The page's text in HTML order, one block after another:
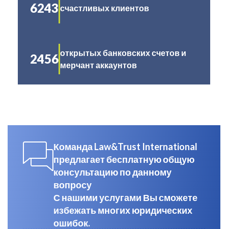
6243 счастливых клиентов
2456открытых банковских счетов и
мерчант аккаунтов
Команда Law&Trust International
предлагает бесплатную общую
консультацию по данному
вопросу
С нашими услугами Вы сможете
избежать многих юридических
ошибок.